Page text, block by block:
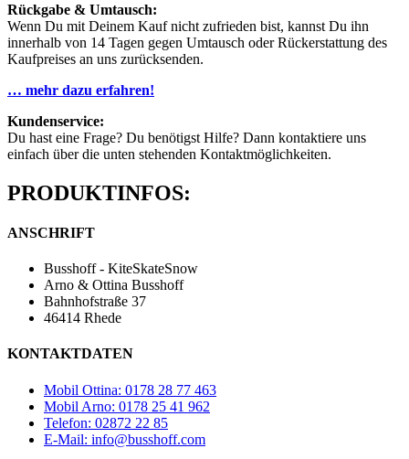
Rückgabe & Umtausch:
Wenn Du mit Deinem Kauf nicht zufrieden bist, kannst Du ihn
innerhalb von 14 Tagen gegen Umtausch oder Rückerstattung des
Kaufpreises an uns zurücksenden.
… mehr dazu erfahren!
Kundenservice:
Du hast eine Frage? Du benötigst Hilfe? Dann kontaktiere uns
einfach über die unten stehenden Kontaktmöglichkeiten.
PRODUKTINFOS:
ANSCHRIFT
Busshoff - KiteSkateSnow
Arno & Ottina Busshoff
Bahnhofstraße 37
46414 Rhede
KONTAKTDATEN
Mobil Ottina: 0178 28 77 463
Mobil Arno: 0178 25 41 962
Telefon: 02872 22 85
E-Mail: info@busshoff.com